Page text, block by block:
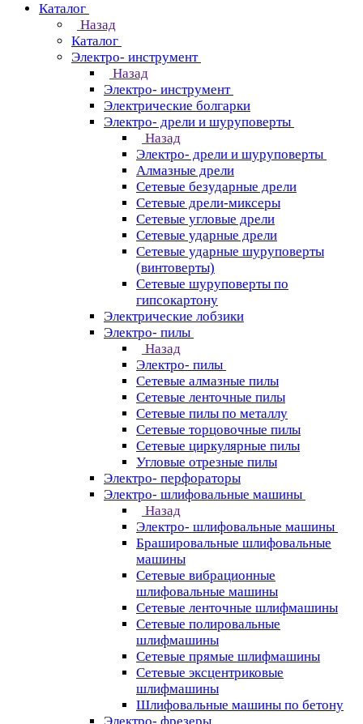
Каталог
Назад
Каталог
Электро- инструмент
Назад
Электро- инструмент
Электрические болгарки
Электро- дрели и шуруповерты
Назад
Электро- дрели и шуруповерты
Алмазные дрели
Сетевые безударные дрели
Сетевые дрели-миксеры
Сетевые угловые дрели
Сетевые ударные дрели
Сетевые ударные шуруповерты
(винтоверты)
Сетевые шуруповерты по
гипсокартону
Электрические лобзики
Электро- пилы
Назад
Электро- пилы
Сетевые алмазные пилы
Сетевые ленточные пилы
Сетевые пилы по металлу
Сетевые торцовочные пилы
Сетевые циркулярные пилы
Угловые отрезные пилы
Электро- перфораторы
Электро- шлифовальные машины
Назад
Электро- шлифовальные машины
Брашировальные шлифовальные
машины
Сетевые вибрационные
шлифовальные машины
Сетевые ленточные шлифмашины
Сетевые полировальные
шлифмашины
Сетевые прямые шлифмашины
Сетевые эксцентриковые
шлифмашины
Шлифовальные машины по бетону